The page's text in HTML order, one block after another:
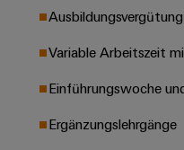
Lösungen
für
die
Herausforderungen
im
Regler
&
Smart
Industrial
AI
ALLE
Globale
&
Events
Variable Arbeitszeit
Einführungswoche
Ergänzungslehrgänge